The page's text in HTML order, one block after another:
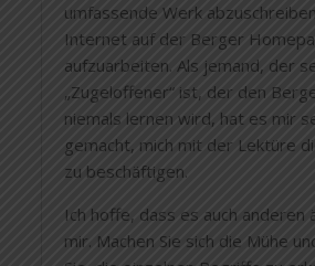
umfassende Werk
Internet auf der Berger
aufzuarbeiten. Als jemand, der
„Zugeloffener“ ist, der den
niemals lernen wird, hat es mir
gemacht, mich mit der Lektüre
zu beschäftigen.
Ich hoffe, dass es auch anderen
mir. Machen Sie sich die Mühe